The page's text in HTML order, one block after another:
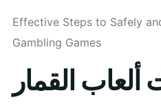
Effective Steps to Safely
Gambling Games
القمار